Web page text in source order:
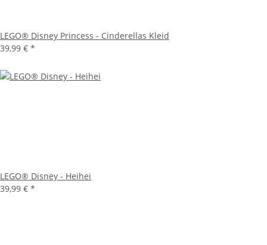
LEGO® Disney Princess - Cinderellas Kleid
39,99 € *
LEGO® Disney - Heihei
39,99 € *